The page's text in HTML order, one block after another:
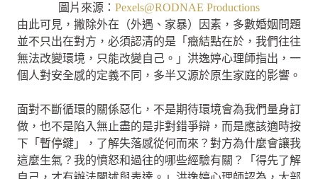
圖片來源： Pexels@RODNAE Productions
由此可見，撇除外在（外遇、家暴）因素，多數婚姻問題
並不只出在對方，必須認清的是「癥結點在於，我們往往
無法改變環境，只能改變自己。」洪逸婷心理師指出，一
個人對安全感的定義不同，多半又源於原生家庭的影響。
面對不斷循環的關係惡化，不是期待環境會為我們量身訂
做，也不是陷入無止盡的是非對錯爭辯，而是應該適時按
下「暫停鍵」，了解失落感從何而來？對方為什麼會讓我
這麼生氣？我的憤怒和過往的哪些經驗有關？「得先了解